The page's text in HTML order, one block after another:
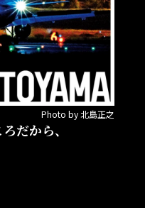
Photo by 北島正之
だから、